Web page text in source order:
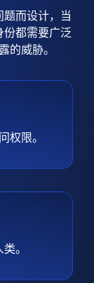
而设计，当
份都需要广泛
的威胁。
权限。
。